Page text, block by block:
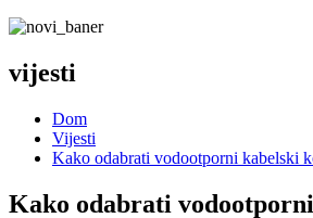
vijesti
Dom
Vijesti
Kako odabrati vodootporni kabelski
Kako odabrati